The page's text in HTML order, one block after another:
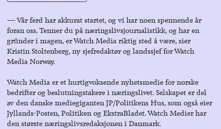
Led g s t ng
― Vår ferd har akkurat startet, og vi har noen spennende år
foran oss. Tenner du på næringslivsjournalistikk, og har en
gründer i magen, er Watch Media riktig sted å være, sier
Kristin Stoltenberg, ny sjefredaktør og landssjef for Watch
Media Norway.
Watch Media er et hurtigvoksende nyhetsmedie for norske
bedrifter og beslutningstakere i næringslivet. Selskapet er del
av den danske mediegiganten JP/Politikens Hus, som også eier
Jyllands-Posten, Politiken og EkstraBladet. Watch Medier har
den største næringslivsredaksjonen i Danmark.